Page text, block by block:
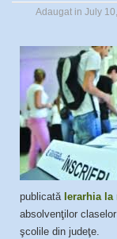
Adaugat in July
publicată Ierarhia
absolvenţilor
şcolile din judeţe.